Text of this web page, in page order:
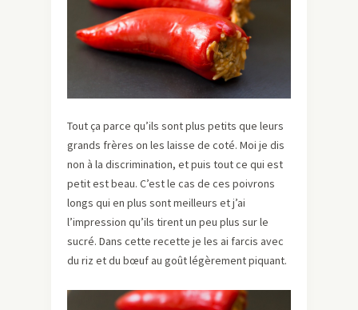
Tout ça parce qu’ils sont plus petits que leurs
grands frères on les laisse de coté. Moi je dis
non à la discrimination, et puis tout ce qui est
petit est beau. C’est le cas de ces poivrons
longs qui en plus sont meilleurs et j’ai
l’impression qu’ils tirent un peu plus sur le
sucré. Dans cette recette je les ai farcis avec
du riz et du bœuf au goût légèrement piquant.